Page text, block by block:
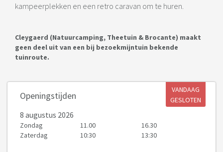
kampeerplekken en een retro caravan om te huren.
Cleygaerd (Natuurcamping, Theetuin & Brocante) maakt
geen deel uit van een bij bezoekmijntuin bekende
tuinroute.
Openingstijden
VANDAAG
GESLOTEN
8 augustus 2026
Zondag 11.00
16.30
Zaterdag
10:30 13:30